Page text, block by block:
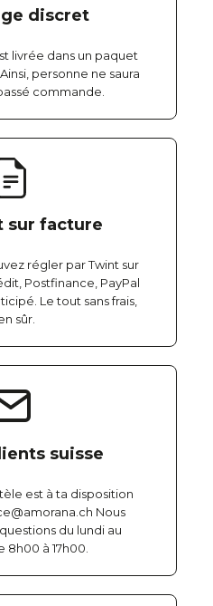
discret
livrée dans un paquet
personne ne saura
commande.
sur facture
régler par Twint sur
Postfinance, PayPal
Le tout sans frais,
sûr.
suisse
est à ta disposition
Nous
du lundi au
à 17h00.